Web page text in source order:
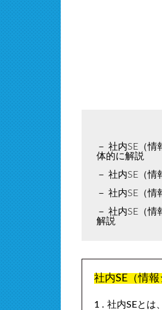
社内SE（情
体的に解説
社内SE（情
社内SE（情
社内SE（情
解説
社内SE（情
社内SEとは